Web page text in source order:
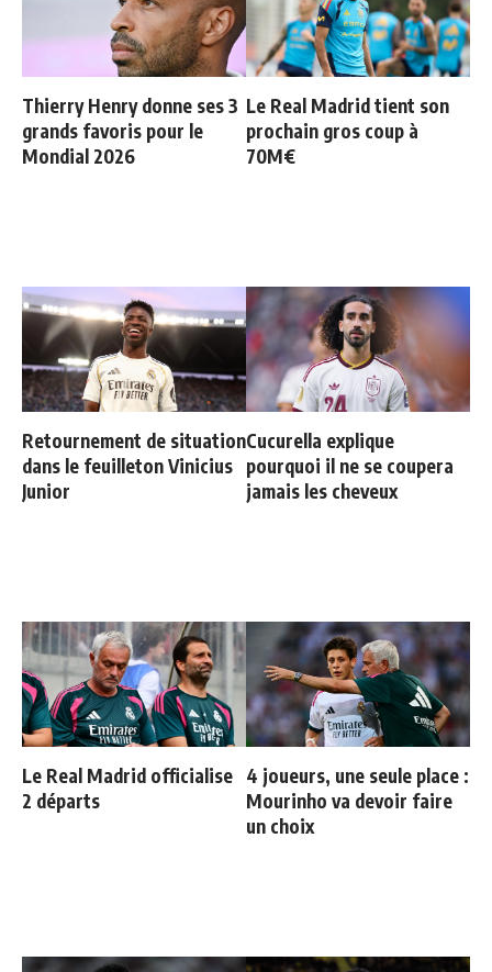
Thierry Henry donne ses 3
grands favoris pour le
Mondial 2026
Le Real Madrid tient son
prochain gros coup à
70M€
Retournement de situation
dans le feuilleton Vinicius
Junior
Cucurella explique
pourquoi il ne se coupera
jamais les cheveux
Le Real Madrid officialise
2 départs
4 joueurs, une seule place :
Mourinho va devoir faire
un choix